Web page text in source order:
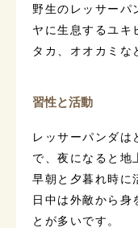
野生のレッサーパ
ヤに生息するユキ
タカ、オオカミな
習性と活動
レッサーパンダは
で、夜になると地
早朝と夕暮れ時に
日中は外敵から身
とが多いです。